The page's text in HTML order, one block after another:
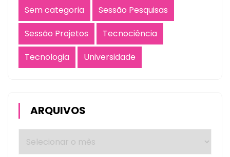
Sem categoria
Sessão Pesquisas
Sessão Projetos
Tecnociência
Tecnologia
Universidade
ARQUIVOS